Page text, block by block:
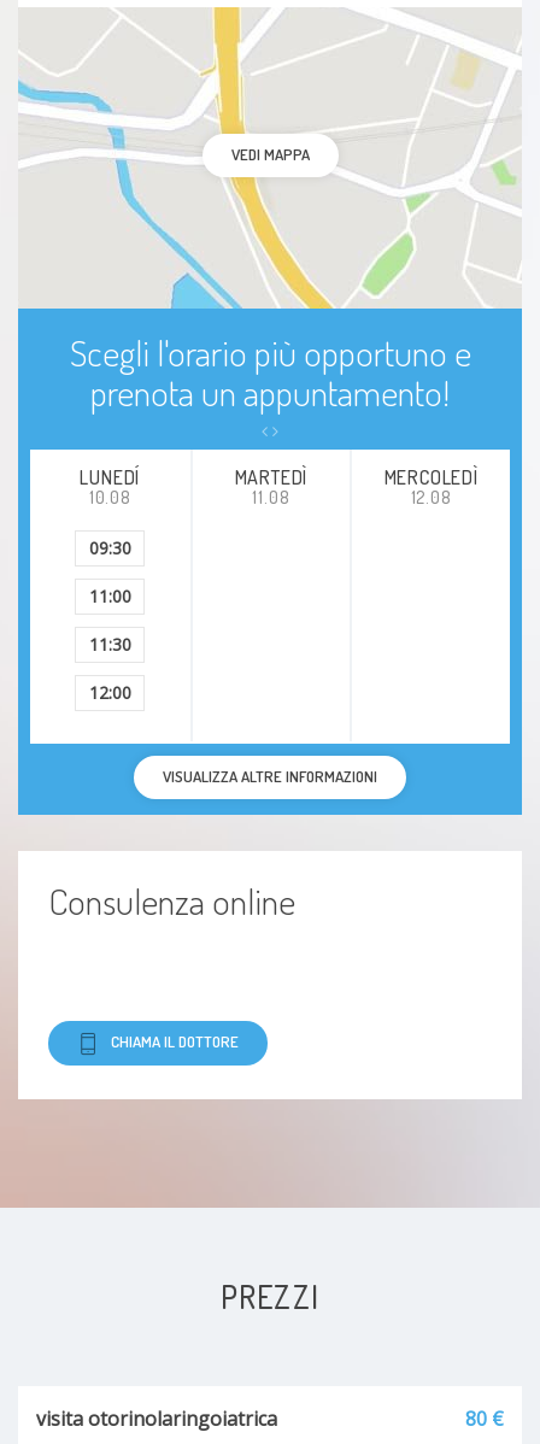
VEDI MAPPA
Scegli l'orario più opportuno e
prenota un appuntamento!
LUNEDÍ
10.08
09:30
11:00
11:30
12:00
MARTEDÌ
11.08
MERCOLEDÌ
12.08
VISUALIZZA ALTRE INFORMAZIONI
Consulenza online
CHIAMA IL DOTTORE
PREZZI
visita otorinolaringoiatrica 80 €